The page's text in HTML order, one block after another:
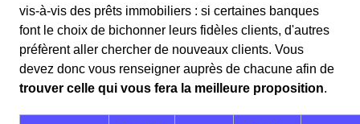
vis-à-vis des prêts immobiliers : si certaines banques
font le choix de bichonner leurs fidèles clients, d'autres
préfèrent aller chercher de nouveaux clients. Vous
devez donc vous renseigner auprès de chacune afin de
trouver celle qui vous fera la meilleure proposition.